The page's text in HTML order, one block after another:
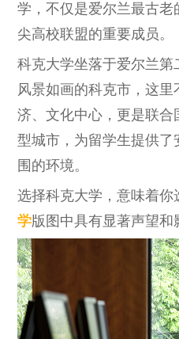
学，不仅是爱尔兰最古
尖高校联盟的重要成员。
科克大学坐落于爱尔兰
风景如画的科克市，这
济、文化中心，更是联合
型城市，为留学生提供
围的环境。
选择科克大学，意味着你
学版图中具有显著声望和